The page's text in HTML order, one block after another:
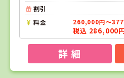
割引
料金
260,000円～
税込 286,000
詳 細